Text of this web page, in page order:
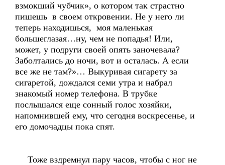
взмокший чубчик», о котором так страстно
пишешь в своем откровении. Не у него ли
теперь находишься, моя маленькая
большеглазая…ну, чем не попадья! Или,
может, у подруги своей опять заночевала?
Заболтались до ночи, вот и осталась. А если
все же не там?»… Выкуривая сигарету за
сигаретой, дождался семи утра и набрал
знакомый номер телефона. В трубке
послышался еще сонный голос хозяйки,
напомнившей ему, что сегодня воскресенье, и
его домочадцы пока спят.
Тоже вздремнул пару часов, чтобы с ног не